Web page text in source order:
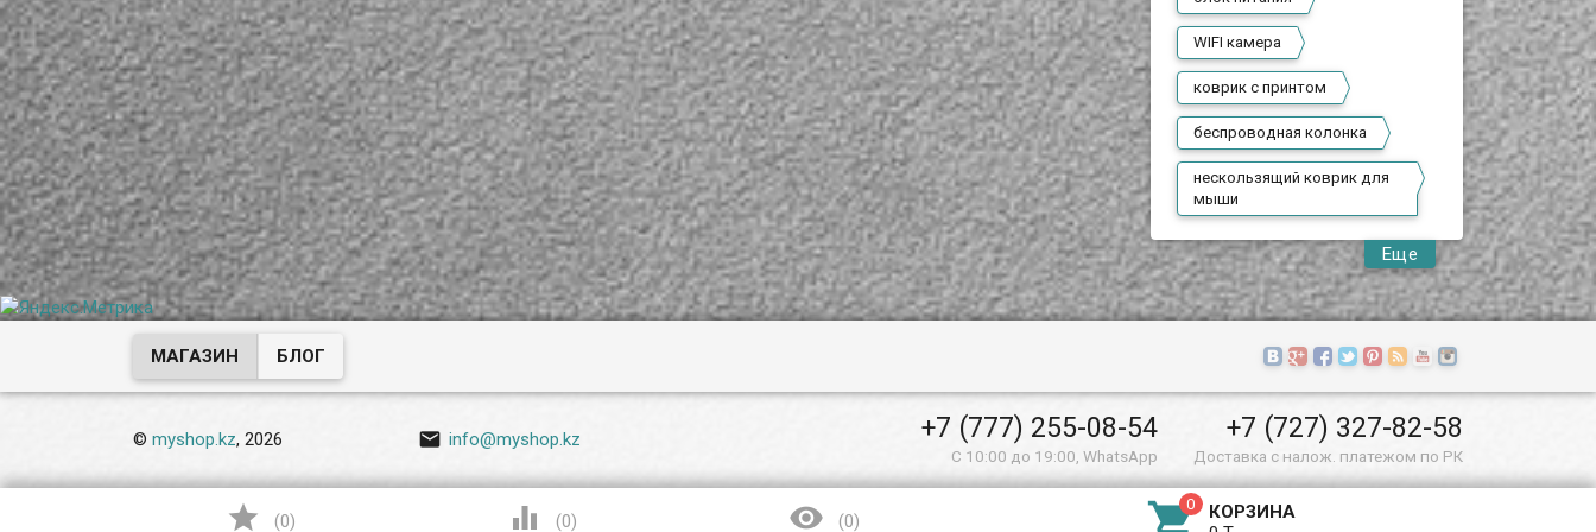
WIFI камера
коврик с принтом
беспроводная колонка
нескользящий коврик для
мыши
Еще
МАГАЗИН БЛОГ
©myshop.kz, 2026  info@myshop.kz +7 (777) 255-08-54
С 10:00 до 19:00, WhatsApp
+7 (727) 327-82-58
Доставка с налож. платежом по РК
 (0)  (0)  (0)
КОРЗИНА